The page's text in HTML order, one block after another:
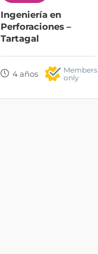
Ingeniería en
Perforaciones –
Tartagal
4 años
Members
only